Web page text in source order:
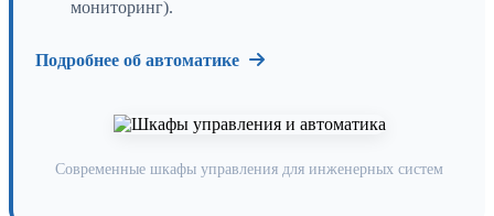
мониторинг).
Подробнее об автоматике
Современные шкафы управления для инженерных систем